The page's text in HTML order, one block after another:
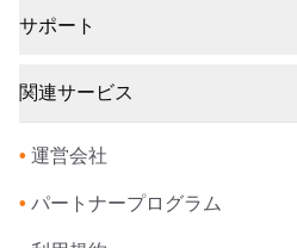
サポート
関連サービス
• 運営会社
• パートナープログラム